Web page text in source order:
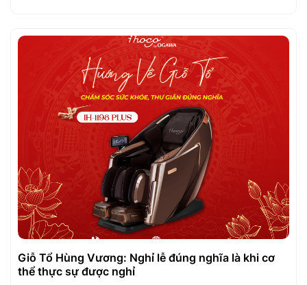
Giỗ Tổ Hùng Vương: Nghỉ lễ đúng nghĩa là khi cơ
thể thực sự được nghỉ